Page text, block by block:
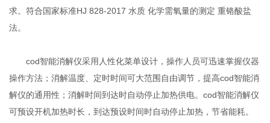
求。符合国家标准HJ 828-2017 水质 化学需氧量的测定 重铬酸盐
法。
cod智能消解仪采用人性化菜单设计，操作人员可迅速掌握仪器
操作方法；消解温度、定时时间可大范围自由调节，提高cod智能消
解仪的通用性；消解时间到达时自动停止加热供电。cod智能消解仪
可预设开机加热时长，到达预设时间时自动停止加热，节省能耗。